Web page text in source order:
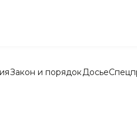
Закон и порядок Досье